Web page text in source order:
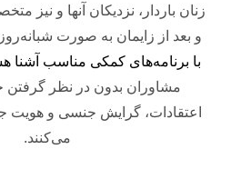
زنان باردار، نزدیکان آنها و نیز
و بعد از زایمان به صورت
با برنامه‌های کمکی مناسب آشنا
مشاوران بدون در نظر
اعتقادات، گرایش جنسی و
می‌کنند.